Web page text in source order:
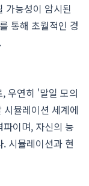
가능성이 암시된
통해 초월적인 경
우연히 '말일 모의
뮬레이션 세계에
이며, 자신의 능
시뮬레이션과 현